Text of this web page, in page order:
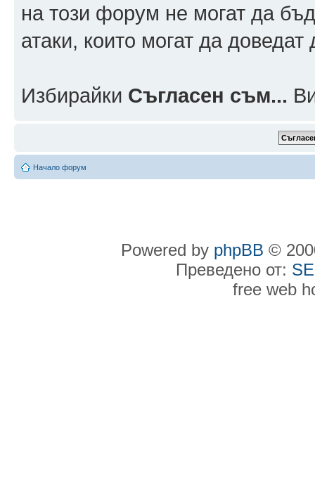
на този форум не могат да
атаки, които могат да
Избирайки Съгласен съм...
Начало форум
Powered by phpBB ©
Преведено от:
free web